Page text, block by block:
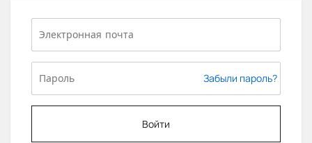
Забыли пароль?
Войти